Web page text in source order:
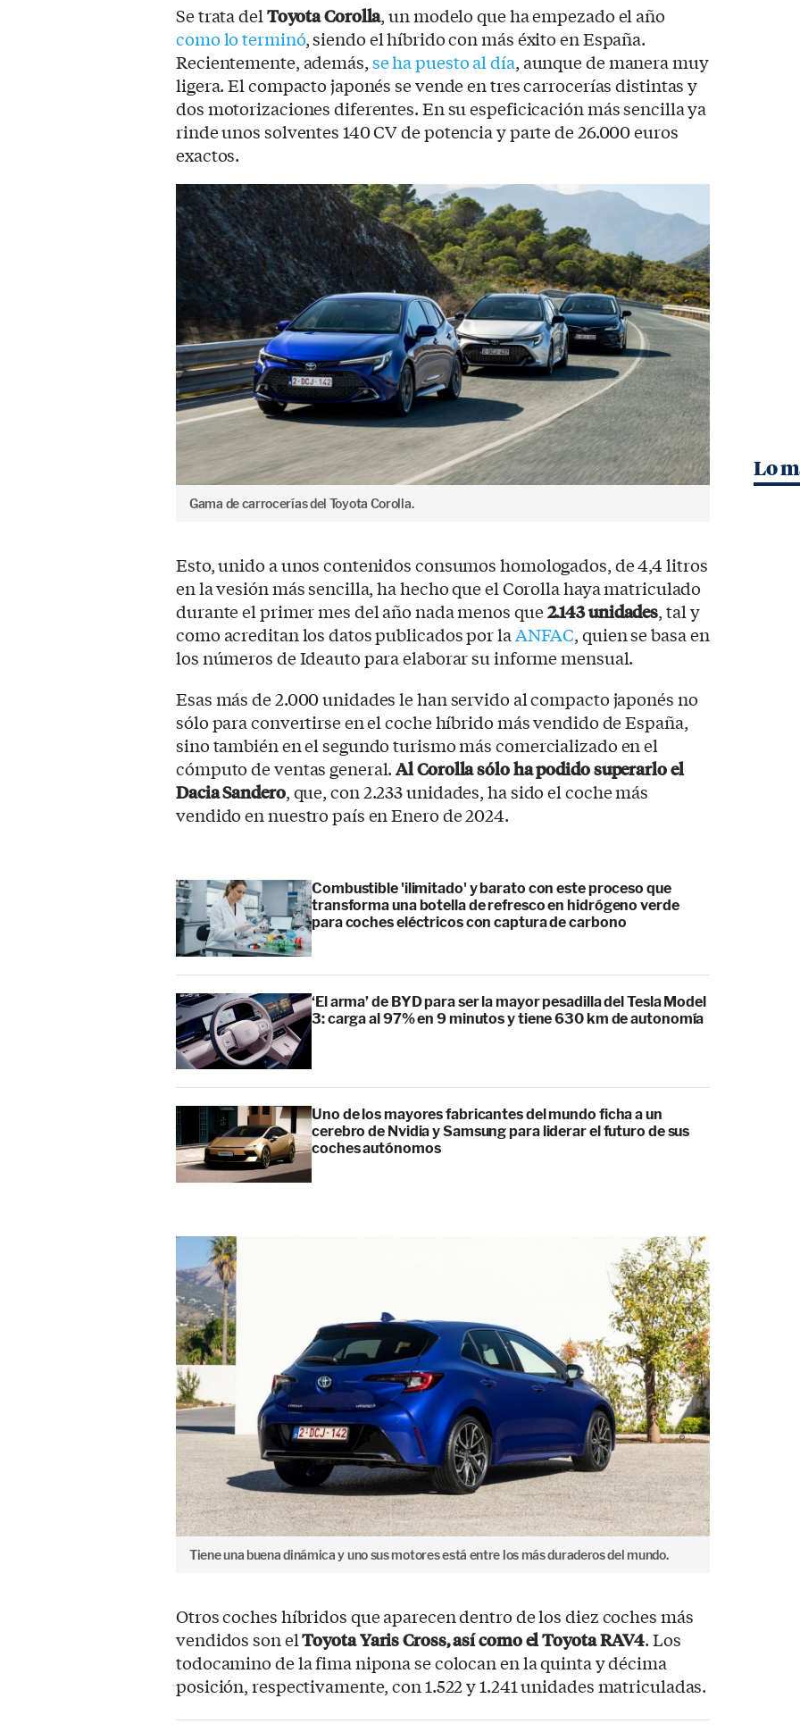
Se trata delToyota Corolla, un modelo que ha empezado el año
como lo terminó, siendo el híbrido con más éxito en España.
Recientemente, además,se ha puesto al día, aunque de manera muy
ligera. El compacto japonés se vende en tres carrocerías distintas y
dos motorizaciones diferentes. En su espeficicación más sencilla ya
rinde unos solventes 140 CV de potencia y parte de 26.000 euros
exactos.
Gama de carrocerías del Toyota Corolla.
Esto, unido a unos contenidos consumos homologados, de 4,4 litros
en la vesión más sencilla, ha hecho que el Corolla haya matriculado
durante el primer mes del año nada menos que2.143 unidades, tal y
como acreditan los datos publicados por laANFAC, quien se basa en
los números de Ideauto para elaborar su informe mensual.
Esas más de 2.000 unidades le han servido al compacto japonés no
sólo para convertirse en el coche híbrido más vendido de España,
sino también en el segundo turismo más comercializado en el
cómputo de ventas general.Al Corolla sólo ha podido superarlo el
Dacia Sandero, que, con 2.233 unidades, ha sido el coche más
vendido en nuestro país en Enero de 2024.
Combustible 'ilimitado' y barato con este proceso que
transforma una botella de refresco en hidrógeno verde
para coches eléctricos con captura de carbono
‘El arma’ de BYD para ser la mayor pesadilla del Tesla Model
3: carga al 97% en 9 minutos y tiene 630 km de autonomía
Uno de los mayores fabricantes del mundo ficha a un
cerebro de Nvidia y Samsung para liderar el futuro de sus
coches autónomos
Tiene una buena dinámica y uno sus motores está entre los más duraderos del mundo.
Otros coches híbridos que aparecen dentro de los diez coches más
vendidos son elToyota Yaris Cross, así como el Toyota RAV4. Los
todocamino de la fima nipona se colocan en la quinta y décima
posición, respectivamente, con 1.522 y 1.241 unidades matriculadas.
Lo